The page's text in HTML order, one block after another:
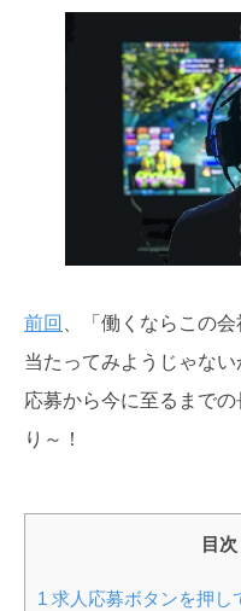
前回
、「働くならこの
当たってみようじゃない
応募から今に至るまで
り～！
目次
1 求人応募ボタンを押し